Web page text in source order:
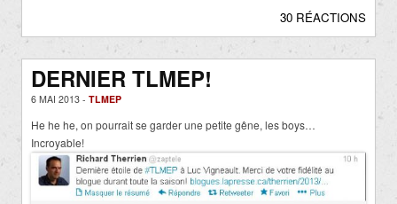
30 RÉACTIONS
DERNIER TLMEP!
6 MAI 2013 - TLMEP
He he he, on pourrait se garder une petite gêne, les boys…
Incroyable!